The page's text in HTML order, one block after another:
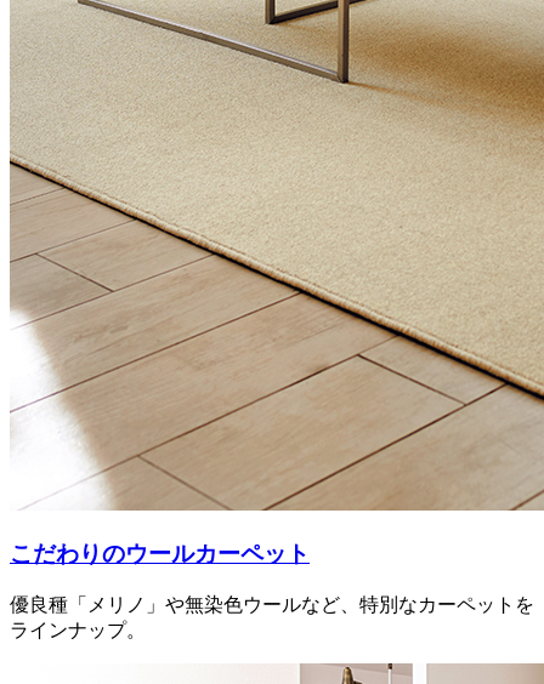
こだわりのウールカーペット
優良種「メリノ」や無染色ウールなど、特別なカーペットを
ラインナップ。